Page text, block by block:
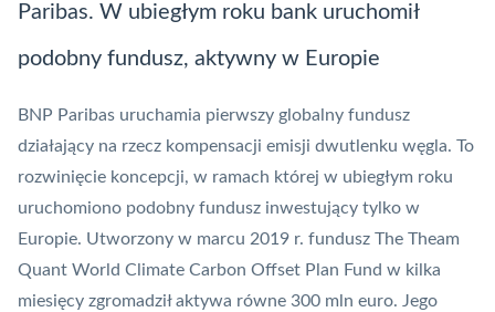
Paribas. W ubiegłym roku bank uruchomił
podobny fundusz, aktywny w Europie
BNP Paribas uruchamia pierwszy globalny fundusz
działający na rzecz kompensacji emisji dwutlenku węgla. To
rozwinięcie koncepcji, w ramach której w ubiegłym roku
uruchomiono podobny fundusz inwestujący tylko w
Europie. Utworzony w marcu 2019 r. fundusz The Theam
Quant World Climate Carbon Offset Plan Fund w kilka
miesięcy zgromadził aktywa równe 300 mln euro. Jego